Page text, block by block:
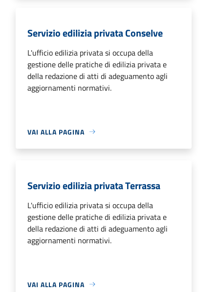
Servizio edilizia privata Conselve
L'ufficio edilizia privata si occupa della
gestione delle pratiche di edilizia privata e
della redazione di atti di adeguamento agli
aggiornamenti normativi.
VAI ALLA PAGINA
Servizio edilizia privata Terrassa
L'ufficio edilizia privata si occupa della
gestione delle pratiche di edilizia privata e
della redazione di atti di adeguamento agli
aggiornamenti normativi.
VAI ALLA PAGINA